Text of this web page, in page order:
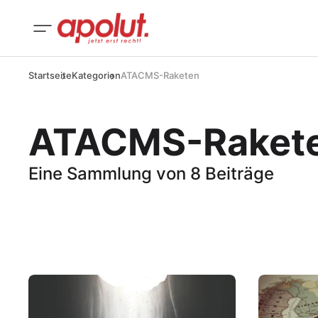
StartseiteKategorienATACMS-Raketen
ATACMS-
Eine Sammlung von 8 Beiträge